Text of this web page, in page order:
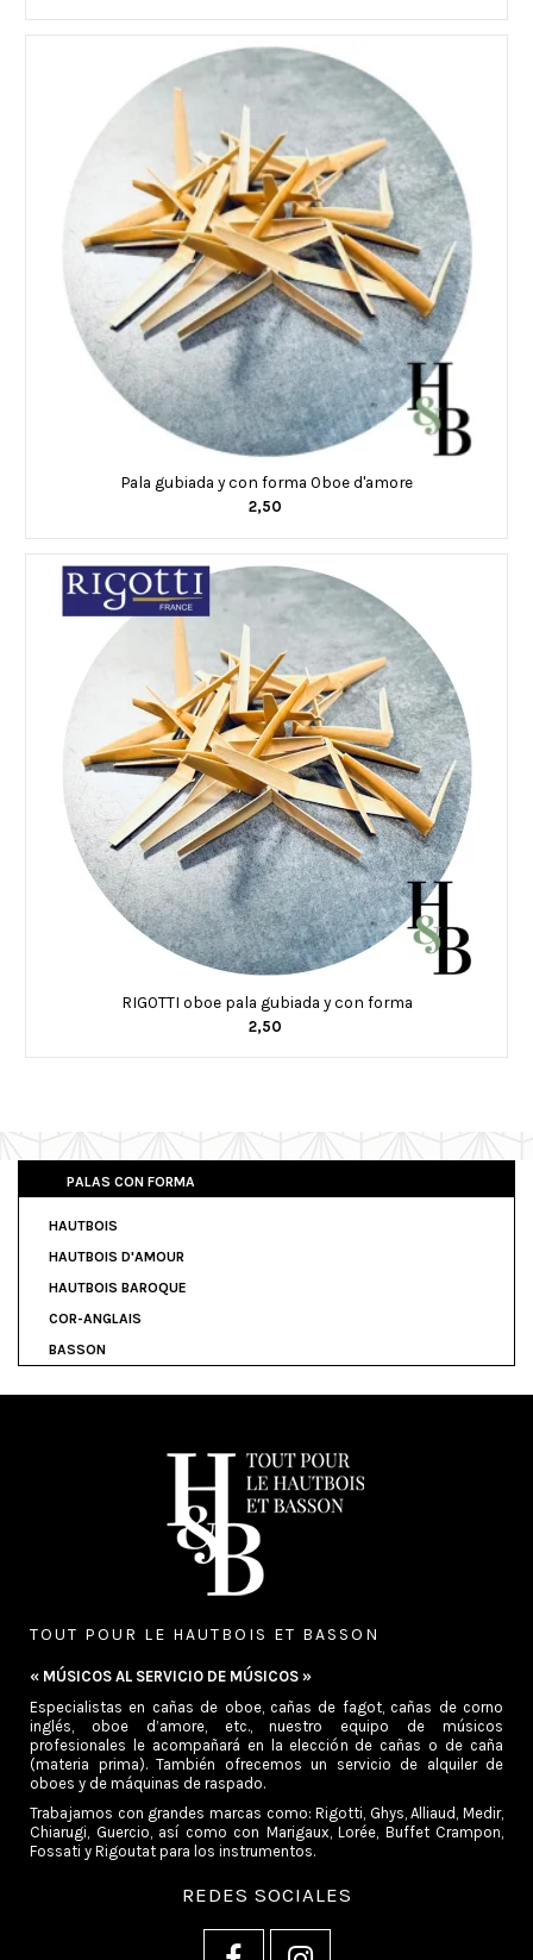
Pala gubiada y con forma Oboe d'amore
2,50
RIGOTTI oboe pala gubiada y con forma
2,50
PALAS CON FORMA
HAUTBOIS
HAUTBOIS D'AMOUR
HAUTBOIS BAROQUE
COR-ANGLAIS
BASSON
TOUT POUR LE HAUTBOIS ET BASSON
« MÚSICOS AL SERVICIO DE MÚSICOS »
Especialistas en cañas de oboe, cañas de fagot, cañas de corno
inglés, oboe d’amore, etc., nuestro equipo de músicos
profesionales le acompañará en la elección de cañas o de caña
(materia prima). También ofrecemos un servicio de alquiler de
oboes y de máquinas de raspado.
Trabajamos con grandes marcas como: Rigotti, Ghys, Alliaud, Medir,
Chiarugi, Guercio, así como con Marigaux, Lorée, Buffet Crampon,
Fossati y Rigoutat para los instrumentos.
REDES SOCIALES